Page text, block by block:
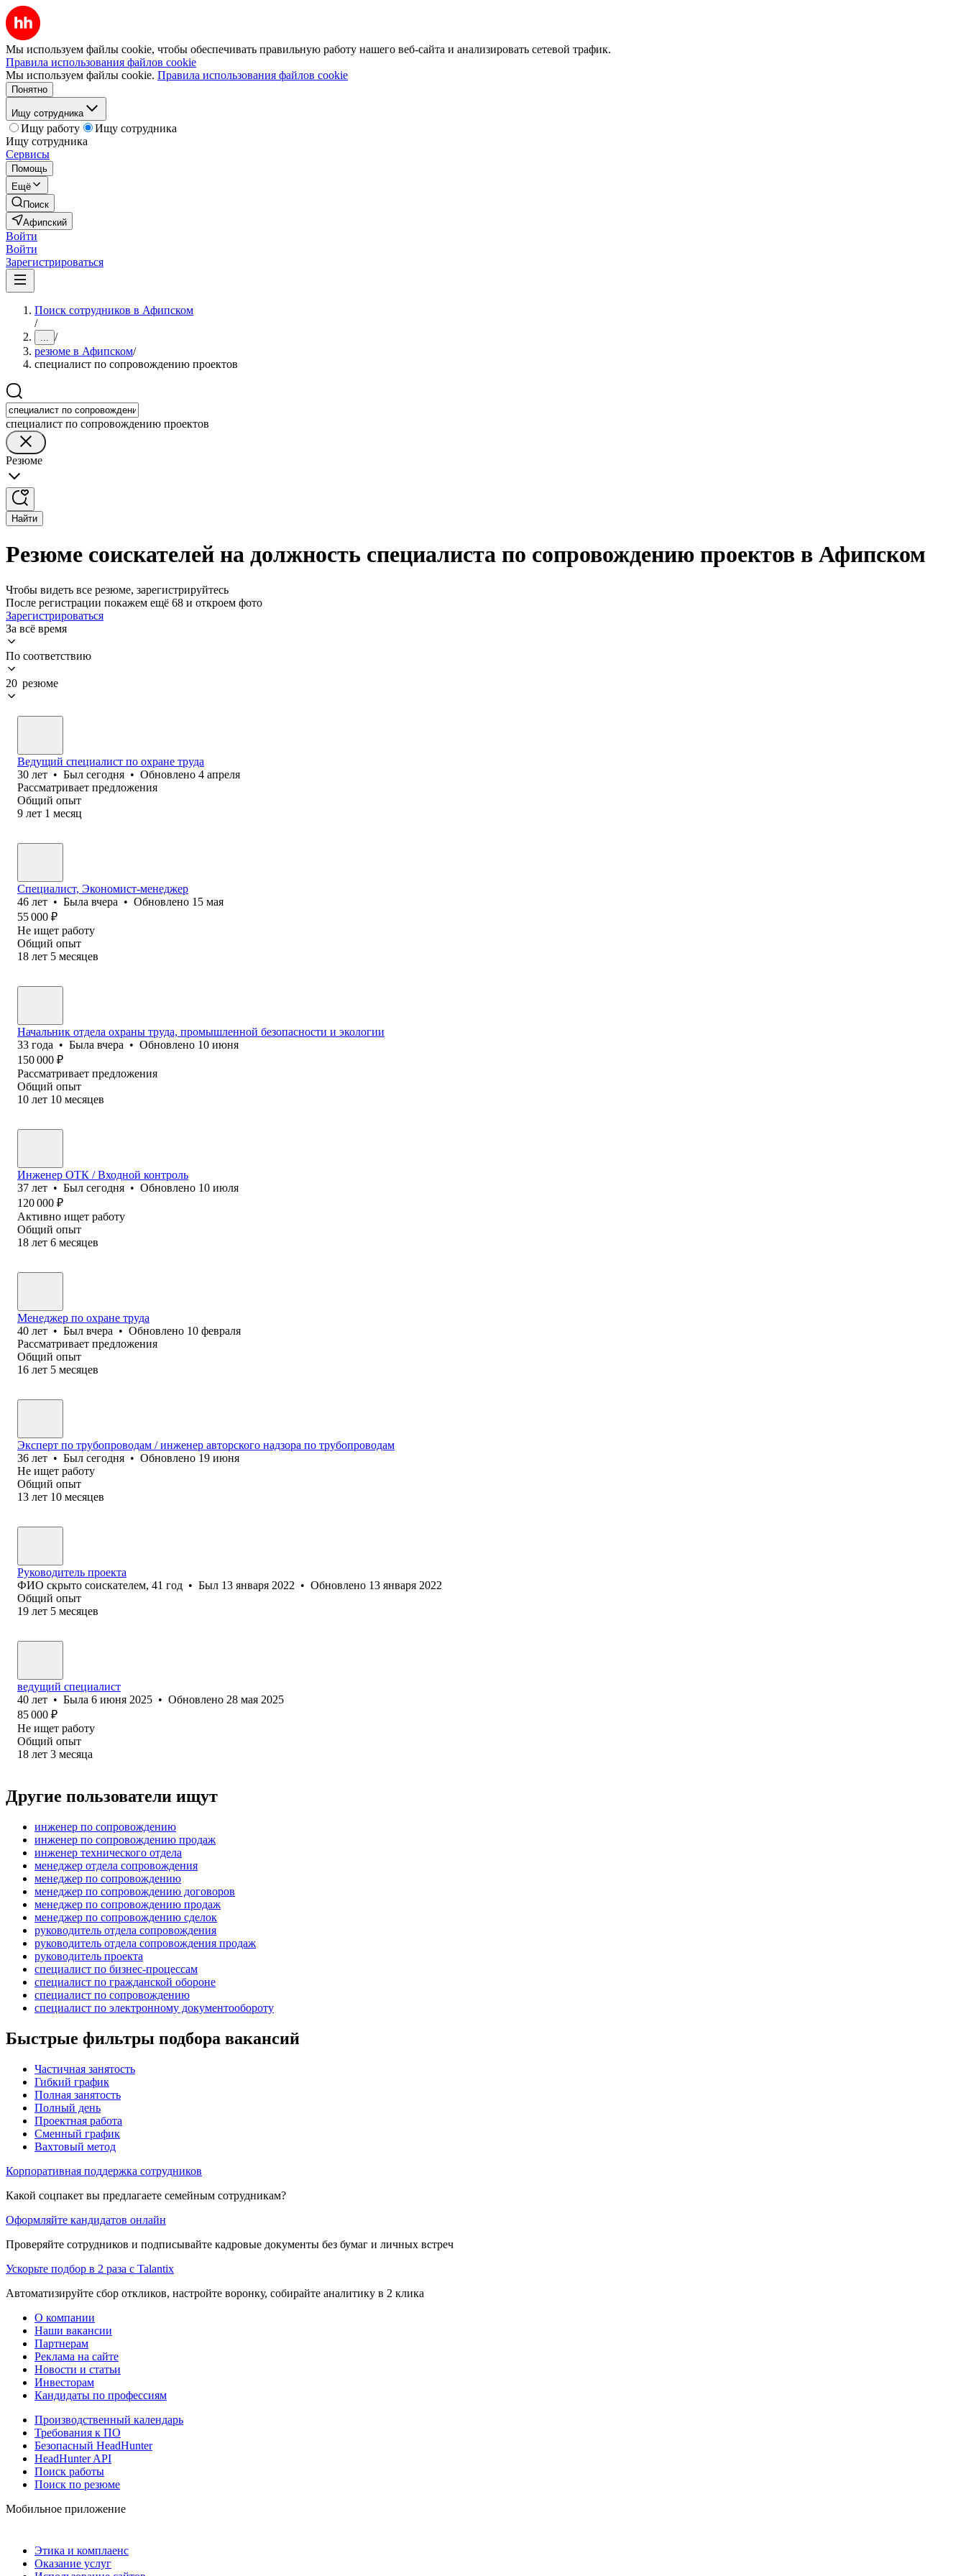
Мы используем файлы cookie, чтобы обеспечивать правильную работу нашего веб-сайта и анализировать сетевой трафик.
Правила использования файлов cookie
Мы используем файлы cookie. Правила использования файлов cookie
Понятно
Ищу сотрудника
Ищу работу
Ищу сотрудника
Ищу сотрудника
Сервисы
Помощь
Ещё
Поиск
Афипский
Войти
Войти
Зарегистрироваться
Поиск сотрудников в Афипском
/
... /
резюме в Афипском/
специалист по сопровождению проектов
специалист по сопровождению проектов
Резюме
Найти
Резюме соискателей на должность специалиста по сопровождению проектов в Афипском
Чтобы видеть все резюме, зарегистрируйтесь
После регистрации покажем ещё 68 и откроем фото
Зарегистрироваться
За всё время
По соответствию
20 резюме
Ведущий специалист по охране труда
30 лет • Был сегодня • Обновлено 4 апреля
Рассматривает предложения
Общий опыт
9 лет 1 месяц
Специалист, Экономист-менеджер
46 лет • Была вчера • Обновлено 15 мая
55 000 ₽
Не ищет работу
Общий опыт
18 лет 5 месяцев
Начальник отдела охраны труда, промышленной безопасности и экологии
33 года • Была вчера • Обновлено 10 июня
150 000 ₽
Рассматривает предложения
Общий опыт
10 лет 10 месяцев
Инженер ОТК / Входной контроль
37 лет • Был сегодня • Обновлено 10 июля
120 000 ₽
Активно ищет работу
Общий опыт
18 лет 6 месяцев
Менеджер по охране труда
40 лет • Был вчера • Обновлено 10 февраля
Рассматривает предложения
Общий опыт
16 лет 5 месяцев
Эксперт по трубопроводам / инженер авторского надзора по трубопроводам
36 лет • Был сегодня • Обновлено 19 июня
Не ищет работу
Общий опыт
13 лет 10 месяцев
Руководитель проекта
ФИО скрыто соискателем, 41 год • Был 13 января 2022 • Обновлено 13 января 2022
Общий опыт
19 лет 5 месяцев
ведущий специалист
40 лет • Была 6 июня 2025 • Обновлено 28 мая 2025
85 000 ₽
Не ищет работу
Общий опыт
18 лет 3 месяца
Другие пользователи ищут
инженер по сопровождению
инженер по сопровождению продаж
инженер технического отдела
менеджер отдела сопровождения
менеджер по сопровождению
менеджер по сопровождению договоров
менеджер по сопровождению продаж
менеджер по сопровождению сделок
руководитель отдела сопровождения
руководитель отдела сопровождения продаж
руководитель проекта
специалист по бизнес-процессам
специалист по гражданской обороне
специалист по сопровождению
специалист по электронному документообороту
Быстрые фильтры подбора вакансий
Частичная занятость
Гибкий график
Полная занятость
Полный день
Проектная работа
Сменный график
Вахтовый метод
Корпоративная поддержка сотрудников
Какой соцпакет вы предлагаете семейным сотрудникам?
Оформляйте кандидатов онлайн
Проверяйте сотрудников и подписывайте кадровые документы без бумаг и личных встреч
Ускорьте подбор в 2 раза с Talantix
Автоматизируйте сбор откликов, настройте воронку, собирайте аналитику в 2 клика
О компании
Наши вакансии
Партнерам
Реклама на сайте
Новости и статьи
Инвесторам
Кандидаты по профессиям
Производственный календарь
Требования к ПО
Безопасный HeadHunter
HeadHunter API
Поиск работы
Поиск по резюме
Мобильное приложение
Этика и комплаенс
Оказание услуг